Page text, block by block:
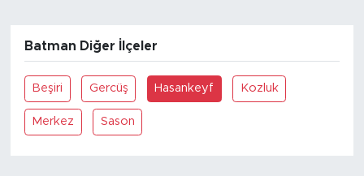
Batman Diğer İlçeler
Beşiri Gercüş Hasankeyf Kozluk
Merkez Sason
EKONOMİ
SPOR